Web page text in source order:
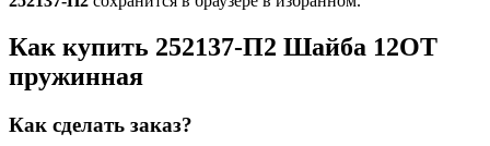
Как купить 252137-П2 Шайба 12ОТ
пружинная
Как сделать заказ?